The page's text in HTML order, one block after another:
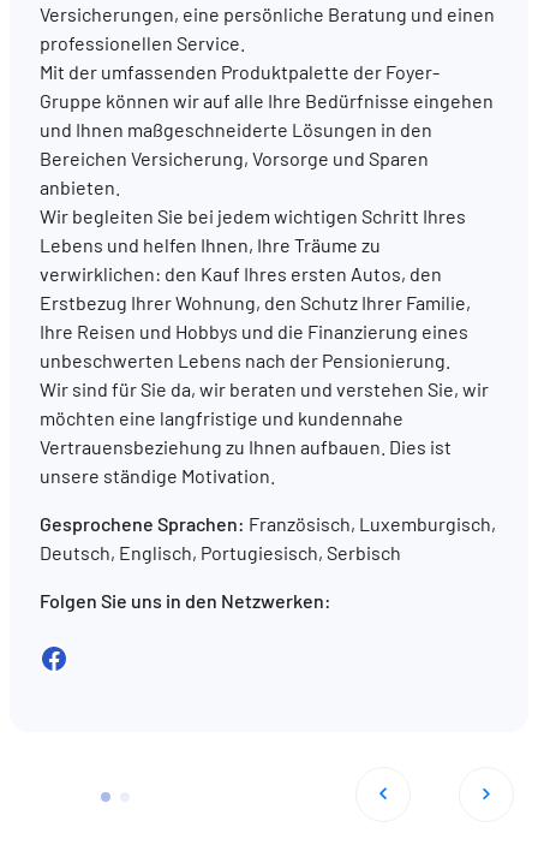
Auf unserer Website suchen
Versicherungen, eine persönliche Beratung und einen
professionellen Service.
Mit der umfassenden Produktpalette der Foyer-
Gruppe können wir auf alle Ihre Bedürfnisse eingehen
und Ihnen maßgeschneiderte Lösungen in den
Bereichen Versicherung, Vorsorge und Sparen
anbieten.
Wir begleiten Sie bei jedem wichtigen Schritt Ihres
Lebens und helfen Ihnen, Ihre Träume zu
verwirklichen: den Kauf Ihres ersten Autos, den
Erstbezug Ihrer Wohnung, den Schutz Ihrer Familie,
Ihre Reisen und Hobbys und die Finanzierung eines
unbeschwerten Lebens nach der Pensionierung.
Wir sind für Sie da, wir beraten und verstehen Sie, wir
möchten eine langfristige und kundennahe
Vertrauensbeziehung zu Ihnen aufbauen. Dies ist
unsere ständige Motivation.
Gesprochene Sprachen: Französisch, Luxemburgisch,
Deutsch, Englisch, Portugiesisch, Serbisch
Folgen Sie uns in den Netzwerken:
Facebook